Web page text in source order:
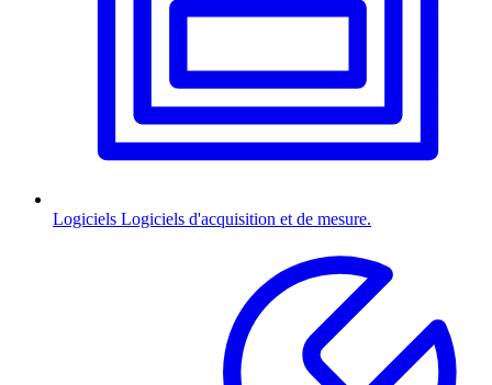
Logiciels Logiciels d'acquisition et de mesure.